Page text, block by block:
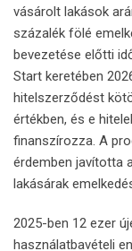
vásárolt lakások
százalék fölé
bevezetése előtti
Start keretében
hitelszerződést
értékben, és e
finanszírozza. A
érdemben javította
lakásárak
2025-ben 12 ezer
használatbavételi